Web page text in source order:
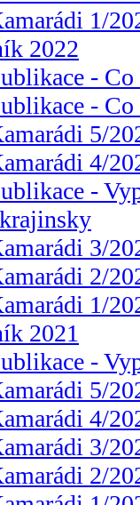
1/
2022
-
- Co
5/
4/
-
3/
2/
1/
2021
-
5/
4/
3/
2/